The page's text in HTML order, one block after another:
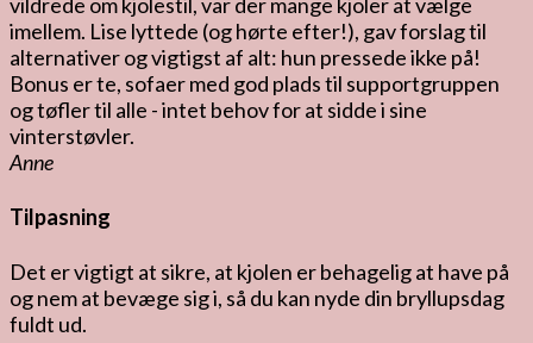
imellem. Lise lyttede (og hørte efter!), gav forslag til
alternativer og vigtigst af alt: hun pressede ikke på!
Bonus er te, sofaer med god plads til supportgruppen
og tøfler til alle - intet behov for at sidde i sine
vinterstøvler.
Anne
Tilpasning
Det er vigtigt at sikre, at kjolen er behagelig at have på
og nem at bevæge sig i, så du kan nyde din bryllupsdag
fuldt ud.